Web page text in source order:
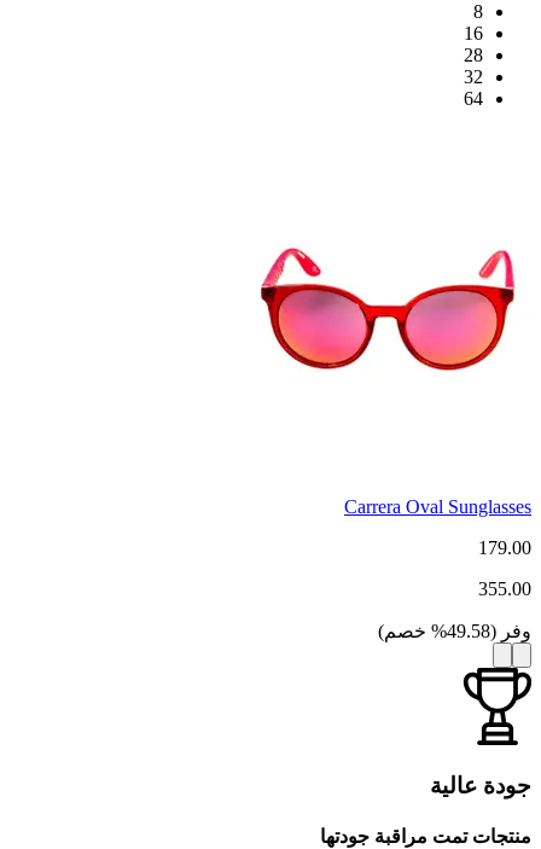
8
16
28
32
64
Carrera Oval Sunglasses
179.00
355.00
وفر (
49.58
% خصم)
جودة عالية
منتجات تمت مراقبة جودتها